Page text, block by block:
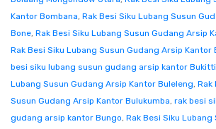
Kantor Bombana, Rak Besi Siku Lubang Susun
Bone, Rak Besi Siku Lubang Susun Gudang Arsip
Rak Besi Siku Lubang Susun Gudang Arsip Kantor
besi siku lubang susun gudang arsip kantor
Lubang Susun Gudang Arsip Kantor Buleleng, Rak
Susun Gudang Arsip Kantor Bulukumba, rak besi
gudang arsip kantor Bungo, Rak Besi Siku